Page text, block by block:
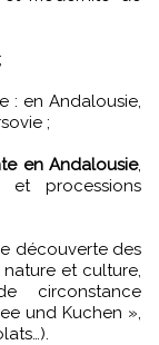
: en Andalousie,
;
en Andalousie,
processions
découverte des
nature et culture,
circonstance
und Kuchen »,